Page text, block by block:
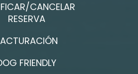
CANCELAR
RESERVA
FRIENDLY